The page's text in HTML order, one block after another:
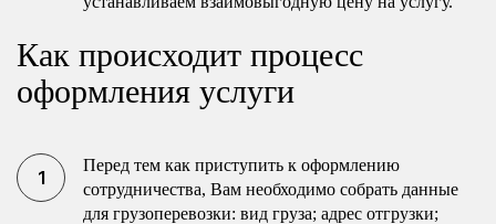
Как происходит процесс
оформления услуги
Перед тем как приступить к оформлению
сотрудничества, Вам необходимо собрать данные
для грузоперевозки: вид груза; адрес отгрузки;